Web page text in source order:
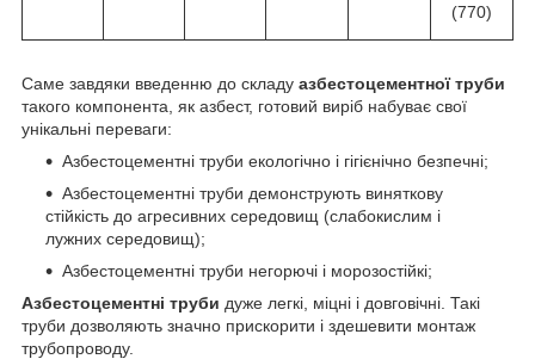
(770)
Саме завдяки введенню до складу азбестоцементної труби
такого компонента, як азбест, готовий виріб набуває свої
унікальні переваги:
Азбестоцементні труби екологічно і гігієнічно безпечні;
Азбестоцементні труби демонструють виняткову
стійкість до агресивних середовищ (слабокислим і
лужних середовищ);
Азбестоцементні труби негорючі і морозостійкі;
Азбестоцементні труби дуже легкі, міцні і довговічні. Такі
труби дозволяють значно прискорити і здешевити монтаж
трубопроводу.